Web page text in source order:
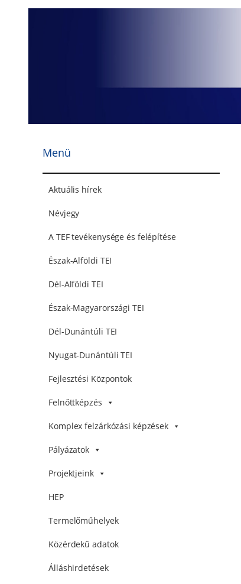
Menü
Aktuális hírek
Névjegy
A TEF tevékenysége és felépítése
Észak-Alföldi TEI
Dél-Alföldi TEI
Észak-Magyarországi TEI
Dél-Dunántúli TEI
Nyugat-Dunántúli TEI
Fejlesztési Központok
Felnőttképzés
Komplex felzárkózási képzések
Pályázatok
Projektjeink
HEP
Termelőműhelyek
Közérdekű adatok
Álláshirdetések